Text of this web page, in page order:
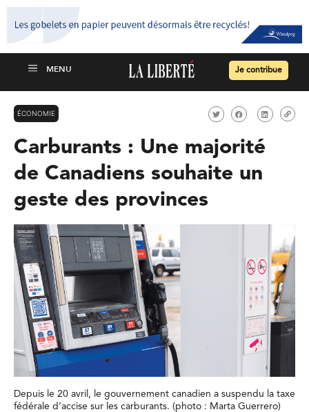
Je contribue
ÉCONOMIE
Carburants : Une majorité
de Canadiens souhaite un
geste des provinces
Depuis le 20 avril, le gouvernement canadien a suspendu la taxe
fédérale d’accise sur les carburants. (photo : Marta Guerrero)